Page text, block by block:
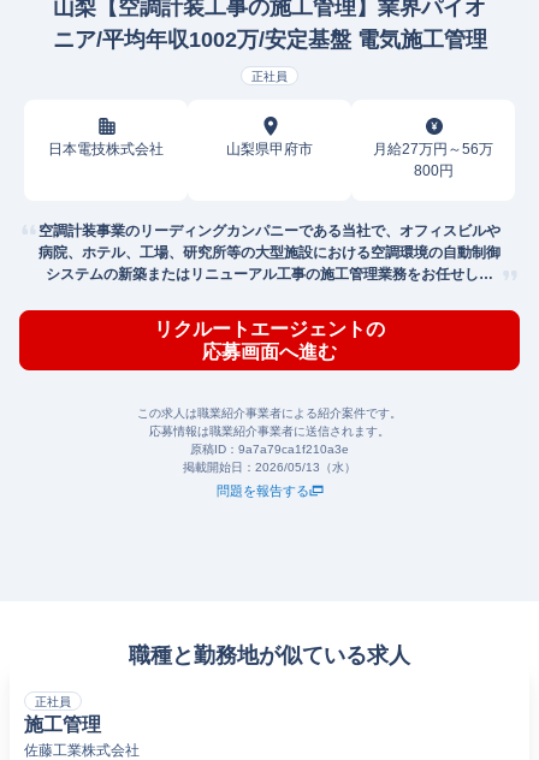
山梨【空調計装工事の施工管理】業界パイオ
ニア/平均年収1002万/安定基盤 電気施工管理
正社員
日本電技株式会社 山梨県甲府市
月給27万円～56万
800円
空調計装事業のリーディングカンパニーである当社で、オフィスビルや
病院、ホテル、工場、研究所等の大型施設における空調環境の自動制御
システムの新築またはリニューアル工事の施工管理業務をお任せしま
リクルートエージェントの
応募画面へ進む
この求人は職業紹介事業者による紹介案件です。
応募情報は職業紹介事業者に送信されます。
原稿ID： 9a7a79ca1f210a3e
掲載開始日： 2026/05/13（水）
問題を報告する
職種と勤務地が似ている求人
正社員
施工管理
佐藤工業株式会社